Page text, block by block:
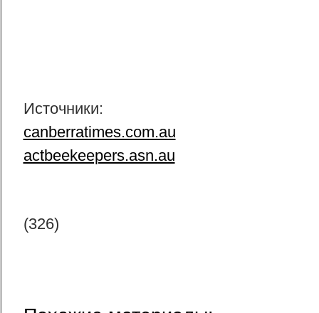
Источники:
canberratimes.com.au
actbeekeepers.asn.au
(326)